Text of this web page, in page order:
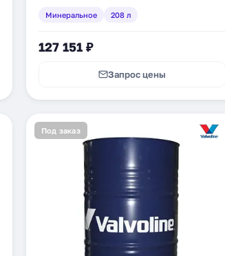
Минеральное 208 л
127 151 ₽
Запрос цены
Под заказ